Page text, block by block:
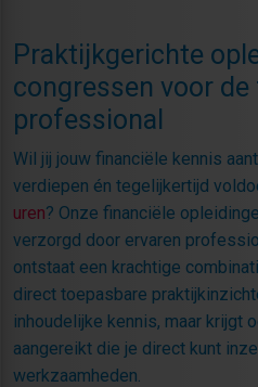
Praktijkgerichte
congressen voor de
professional
Wil jij jouw financiële kennis
verdiepen én tegelijkertijd
uren? Onze financiële
verzorgd door ervaren
ontstaat een krachtige
direct toepasbare
inhoudelijke kennis, maar krijgt
aangereikt die je direct kunt
werkzaamheden.